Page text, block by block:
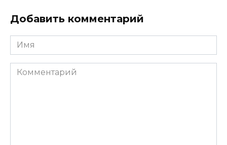
Добавить комментарий
Имя
Комментарий